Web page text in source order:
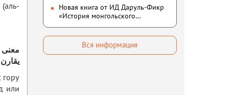
معنى
гору
или
Новая книга от ИД Даруль-Фикр
«История монгольского
Вся информация